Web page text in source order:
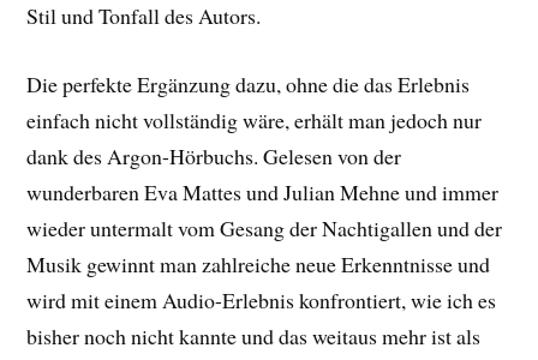
Stil und Tonfall des Autors.
Die perfekte Ergänzung dazu, ohne die das Erlebnis
einfach nicht vollständig wäre, erhält man jedoch nur
dank des Argon-Hörbuchs. Gelesen von der
wunderbaren Eva Mattes und Julian Mehne und immer
wieder untermalt vom Gesang der Nachtigallen und der
Musik gewinnt man zahlreiche neue Erkenntnisse und
wird mit einem Audio-Erlebnis konfrontiert, wie ich es
bisher noch nicht kannte und das weitaus mehr ist als